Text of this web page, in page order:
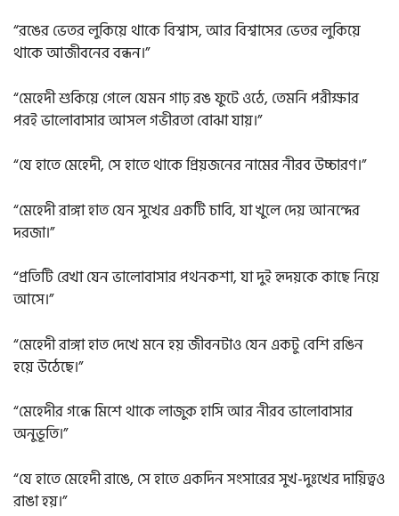
“রঙের ভেতর লুকিয়ে থাকে বিশ্বাস, আর বিশ্বাসের ভেতর লুকিয়ে
থাকে আজীবনের বন্ধন।”
“মেহেদী শুকিয়ে গেলে যেমন গাঢ় রঙ ফুটে ওঠে, তেমনি পরীক্ষার
পরই ভালোবাসার আসল গভীরতা বোঝা যায়।”
“যে হাতে মেহেদী, সে হাতে থাকে প্রিয়জনের নামের নীরব উচ্চারণ।”
“মেহেদী রাঙ্গা হাত যেন সুখের একটি চাবি, যা খুলে দেয় আনন্দের
দরজা।”
“প্রতিটি রেখা যেন ভালোবাসার পথনকশা, যা দুই হৃদয়কে কাছে নিয়ে
আসে।”
“মেহেদী রাঙ্গা হাত দেখে মনে হয় জীবনটাও যেন একটু বেশি রঙিন
হয়ে উঠেছে।”
“মেহেদীর গন্ধে মিশে থাকে লাজুক হাসি আর নীরব ভালোবাসার
অনুভূতি।”
“যে হাতে মেহেদী রাঙে, সে হাতে একদিন সংসারের সুখ-দুঃখের দায়িত্বও
রাঙা হয়।”